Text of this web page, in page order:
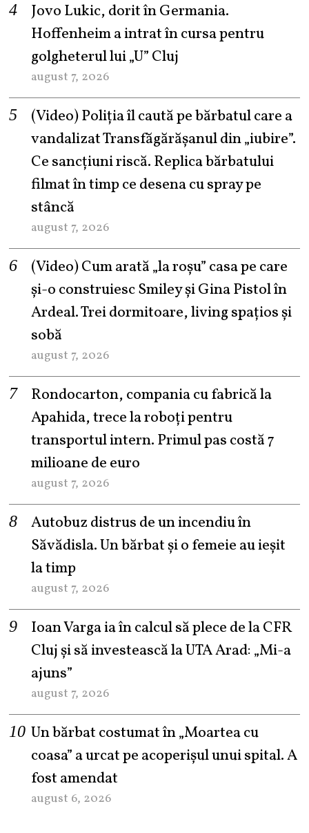
Jovo Lukic, dorit în Germania.
Hoffenheim a intrat în cursa pentru
golgheterul lui „U” Cluj
august 7, 2026
(Video) Poliția îl caută pe bărbatul care a
vandalizat Transfăgărășanul din „iubire”.
Ce sancțiuni riscă. Replica bărbatului
filmat în timp ce desena cu spray pe
stâncă
august 7, 2026
(Video) Cum arată „la roşu” casa pe care
şi-o construiesc Smiley şi Gina Pistol în
Ardeal. Trei dormitoare, living spațios și
sobă
august 7, 2026
Rondocarton, compania cu fabrică la
Apahida, trece la roboți pentru
transportul intern. Primul pas costă 7
milioane de euro
august 7, 2026
Autobuz distrus de un incendiu în
Săvădisla. Un bărbat și o femeie au ieșit
la timp
august 7, 2026
Ioan Varga ia în calcul să plece de la CFR
Cluj și să investească la UTA Arad: „Mi-a
ajuns”
august 7, 2026
Un bărbat costumat în „Moartea cu
coasa” a urcat pe acoperișul unui spital. A
fost amendat
august 6, 2026